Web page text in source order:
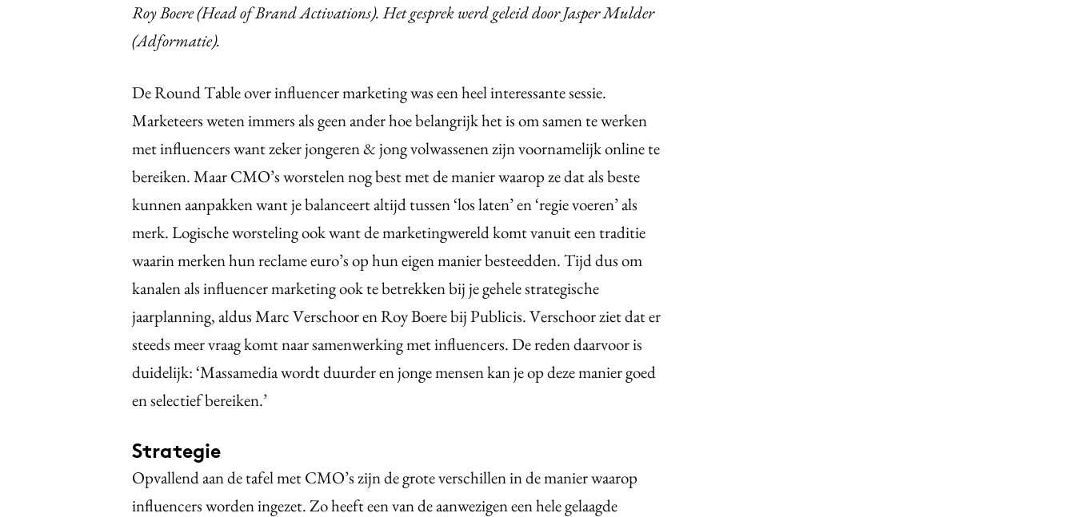
Roy Boere (Head of Brand Activations). Het gesprek werd geleid door Jasper Mulder
(Adformatie).
De Round Table over influencer marketing was een heel interessante sessie.
Marketeers weten immers als geen ander hoe belangrijk het is om samen te werken
met influencers want zeker jongeren & jong volwassenen zijn voornamelijk online te
bereiken. Maar CMO’s worstelen nog best met de manier waarop ze dat als beste
kunnen aanpakken want je balanceert altijd tussen ‘los laten’ en ‘regie voeren’ als
merk. Logische worsteling ook want de marketingwereld komt vanuit een traditie
waarin merken hun reclame euro’s op hun eigen manier besteedden. Tijd dus om
kanalen als influencer marketing ook te betrekken bij je gehele strategische
jaarplanning, aldus Marc Verschoor en Roy Boere bij Publicis. Verschoor ziet dat er
steeds meer vraag komt naar samenwerking met influencers. De reden daarvoor is
duidelijk: ‘Massamedia wordt duurder en jonge mensen kan je op deze manier goed
en selectief bereiken.’
Strategie
Opvallend aan de tafel met CMO’s zijn de grote verschillen in de manier waarop
influencers worden ingezet. Zo heeft een van de aanwezigen een hele gelaagde